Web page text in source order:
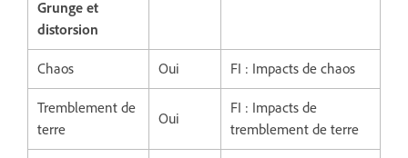
Grunge et
distorsion
Chaos Oui FI : Impacts de chaos
Tremblement de
terre
Oui
FI : Impacts de
tremblement de terre